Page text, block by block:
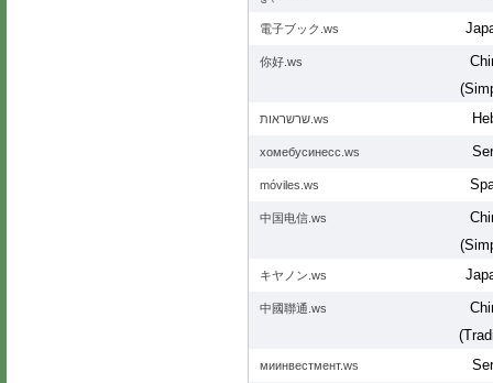
電子ブック.ws
你好.ws
שרשראות.ws
хомебусинесс.ws
móviles.ws
中国电信.ws
キヤノン.ws
中國聯通.ws
миинвестмент.ws